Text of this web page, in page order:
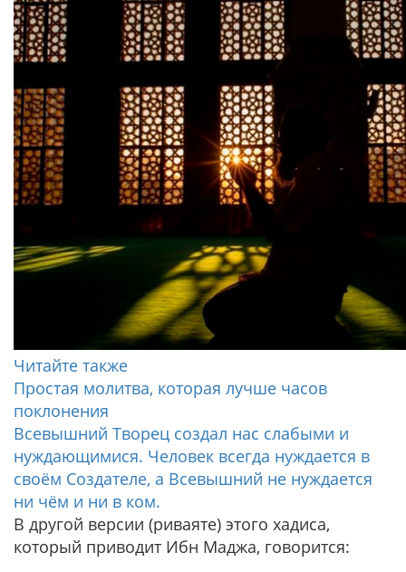
Читайте также
Простая молитва, которая лучше часов
поклонения
Всевышний Творец создал нас слабыми и
нуждающимися. Человек всегда нуждается в
своём Создателе, а Всевышний не нуждается
ни чём и ни в ком.
В другой версии (риваяте) этого хадиса,
который приводит Ибн Маджа, говорится: